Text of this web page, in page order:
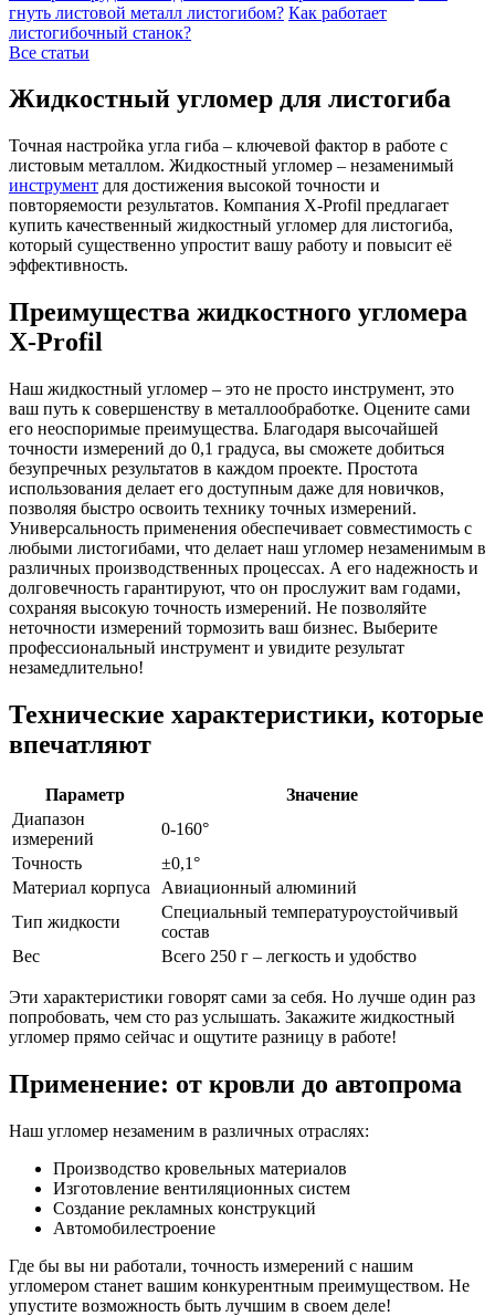
гнуть листовой металл листогибом? Как работает
листогибочный станок?
Все статьи
Жидкостный угломер для листогиба
Точная настройка угла гиба – ключевой фактор в работе с
листовым металлом. Жидкостный угломер – незаменимый
инструмент для достижения высокой точности и
повторяемости результатов. Компания X-Profil предлагает
купить качественный жидкостный угломер для листогиба,
который существенно упростит вашу работу и повысит её
эффективность.
Преимущества жидкостного угломера
X-Profil
Наш жидкостный угломер – это не просто инструмент, это
ваш путь к совершенству в металлообработке. Оцените сами
его неоспоримые преимущества. Благодаря высочайшей
точности измерений до 0,1 градуса, вы сможете добиться
безупречных результатов в каждом проекте. Простота
использования делает его доступным даже для новичков,
позволяя быстро освоить технику точных измерений.
Универсальность применения обеспечивает совместимость с
любыми листогибами, что делает наш угломер незаменимым в
различных производственных процессах. А его надежность и
долговечность гарантируют, что он прослужит вам годами,
сохраняя высокую точность измерений. Не позволяйте
неточности измерений тормозить ваш бизнес. Выберите
профессиональный инструмент и увидите результат
незамедлительно!
Технические характеристики, которые
впечатляют
Параметр
Значение
Диапазон
измерений
0-160°
Точность
±0,1°
Материал корпуса
Авиационный алюминий
Тип жидкости
Специальный температуроустойчивый
состав
Вес
Всего 250 г – легкость и удобство
Эти характеристики говорят сами за себя. Но лучше один раз
попробовать, чем сто раз услышать. Закажите жидкостный
угломер прямо сейчас и ощутите разницу в работе!
Применение: от кровли до автопрома
Наш угломер незаменим в различных отраслях:
Производство кровельных материалов
Изготовление вентиляционных систем
Создание рекламных конструкций
Автомобилестроение
Где бы вы ни работали, точность измерений с нашим
угломером станет вашим конкурентным преимуществом. Не
упустите возможность быть лучшим в своем деле!